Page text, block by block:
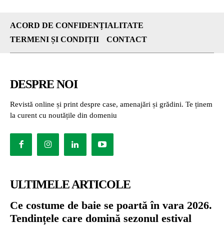
ACORD DE CONFIDENȚIALITATE
TERMENI ȘI CONDIȚII
CONTACT
DESPRE NOI
Revistă online și print despre case, amenajări și grădini. Te ținem
la curent cu noutățile din domeniu
ULTIMELE ARTICOLE
Ce costume de baie se poartă în vara 2026.
Tendințele care domină sezonul estival